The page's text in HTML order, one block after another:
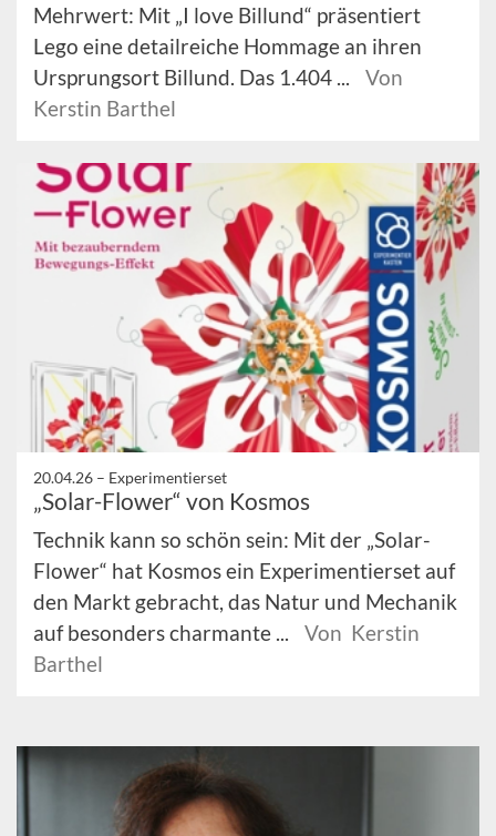
Mehrwert: Mit „I love Billund“ präsentiert
Lego eine detailreiche Hommage an ihren
Ursprungsort Billund. Das 1.404 ...
Von
Kerstin Barthel
20.04.26 – Experimentierset
„Solar-Flower“ von Kosmos
Technik kann so schön sein: Mit der „Solar-
Flower“ hat Kosmos ein Experimentierset auf
den Markt gebracht, das Natur und Mechanik
auf besonders charmante ...
Von Kerstin
Barthel